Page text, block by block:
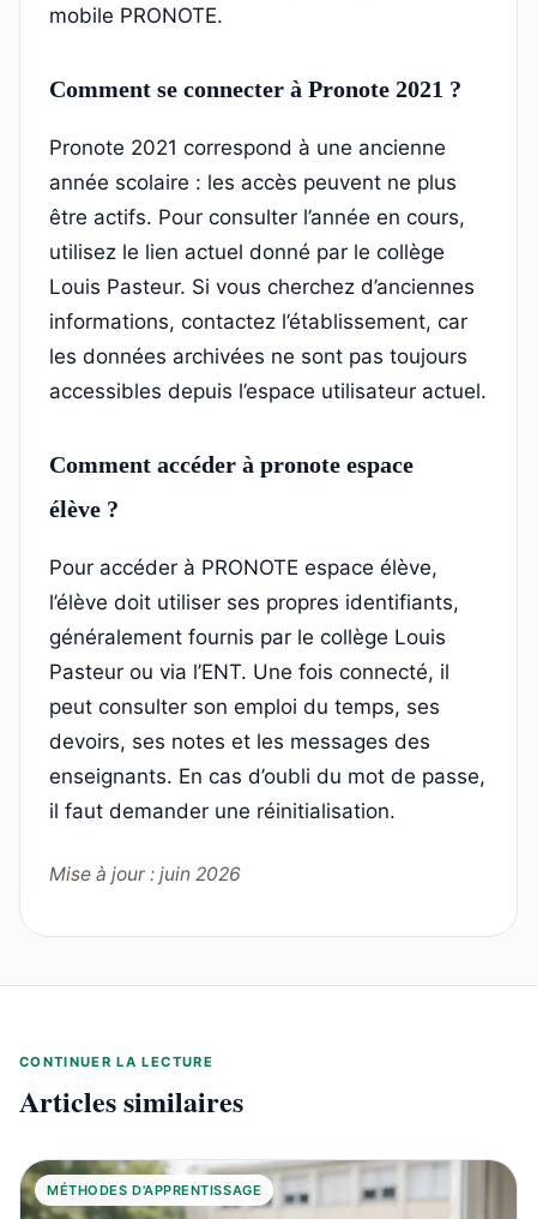
mobile PRONOTE.
Comment se connecter à Pronote 2021 ?
Pronote 2021 correspond à une ancienne
année scolaire : les accès peuvent ne plus
être actifs. Pour consulter l’année en cours,
utilisez le lien actuel donné par le collège
Louis Pasteur. Si vous cherchez d’anciennes
informations, contactez l’établissement, car
les données archivées ne sont pas toujours
accessibles depuis l’espace utilisateur actuel.
Comment accéder à pronote espace
élève ?
Pour accéder à PRONOTE espace élève,
l’élève doit utiliser ses propres identifiants,
généralement fournis par le collège Louis
Pasteur ou via l’ENT. Une fois connecté, il
peut consulter son emploi du temps, ses
devoirs, ses notes et les messages des
enseignants. En cas d’oubli du mot de passe,
il faut demander une réinitialisation.
Mise à jour : juin 2026
CONTINUER LA LECTURE
Articles similaires
MÉTHODES D'APPRENTISSAGE